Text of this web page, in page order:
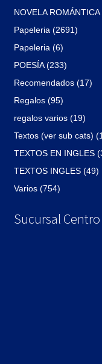
NOVELA
Papeleria (2691)
Papeleria (6)
POESÍA (233)
Recomendados (17)
Regalos (95)
regalos varios (19)
Textos (ver sub cats)
TEXTOS EN INGLES
TEXTOS INGLES (49)
Varios (754)
Sucursal Centro